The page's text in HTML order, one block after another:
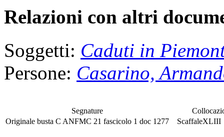
Relazioni con altri
Soggetti: Caduti in
Persone: Casarino,
Segnature
Originale busta C ANFMC 21 fascicolo 1 doc 1277
Scaffale